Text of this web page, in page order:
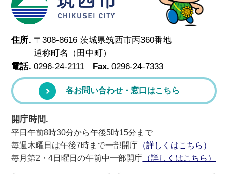
住所. 〒308-8616 茨城県筑西市丙360番地
通称町名（田中町）
電話. 0296-24-2111 Fax. 0296-24-7333
各お問い合わせ・窓口はこちら
開庁時間.
平日午前8時30分から午後5時15分まで
毎週木曜日は午後7時まで一部開庁 （詳しくはこちら）
毎月第2・4日曜日の午前中一部開庁 （詳しくはこちら）